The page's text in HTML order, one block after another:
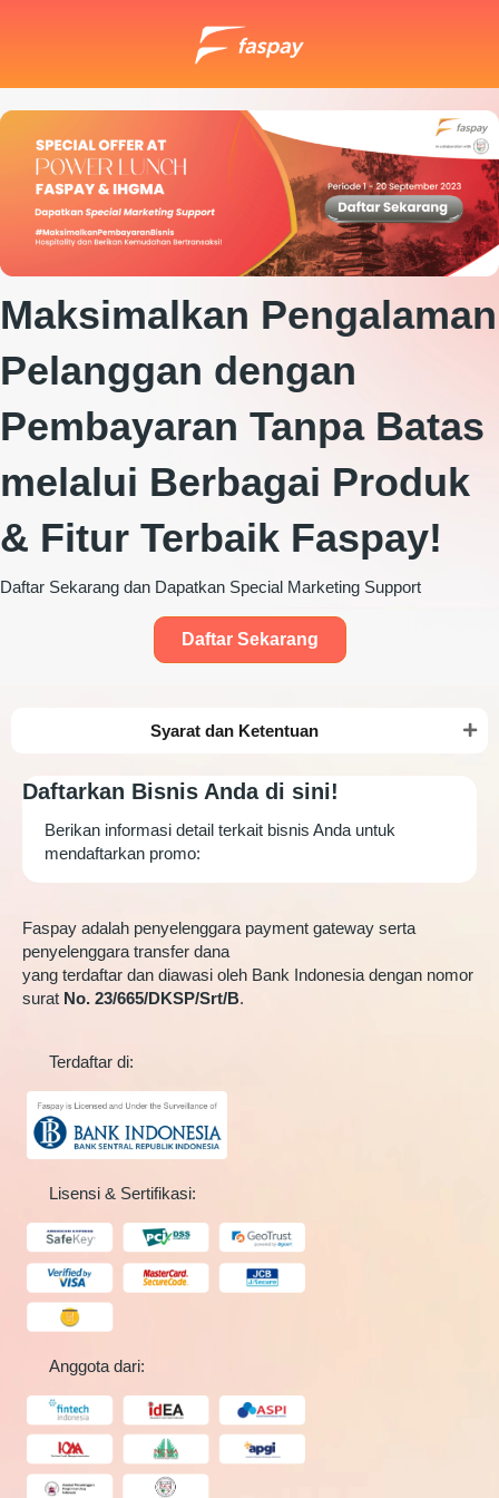
Maksimalkan Pengalaman
Pelanggan dengan
Pembayaran Tanpa Batas
melalui Berbagai Produk
& Fitur Terbaik Faspay!
Daftar Sekarang dan Dapatkan Special Marketing Support
Daftar Sekarang
Syarat dan Ketentuan
Daftarkan Bisnis Anda di sini!
Berikan informasi detail terkait bisnis Anda untuk
mendaftarkan promo:
Faspay adalah penyelenggara payment gateway serta
penyelenggara transfer dana
yang terdaftar dan diawasi oleh Bank Indonesia dengan nomor
surat No. 23/665/DKSP/Srt/B.
Terdaftar di:
Lisensi & Sertifikasi:
Anggota dari: